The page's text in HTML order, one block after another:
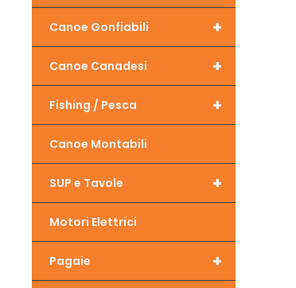
+
Canoe Gonfiabili
+
Canoe Canadesi
+
Fishing / Pesca
Canoe Montabili
+
SUP e Tavole
Motori Elettrici
+
Pagaie